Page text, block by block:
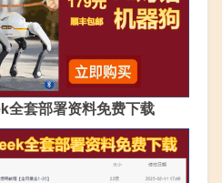
全套部署资料免费下载